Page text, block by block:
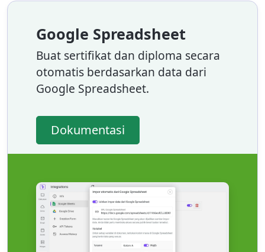
Google Spreadsheet
Buat sertifikat dan diploma secara
otomatis berdasarkan data dari
Google Spreadsheet.
Dokumentasi